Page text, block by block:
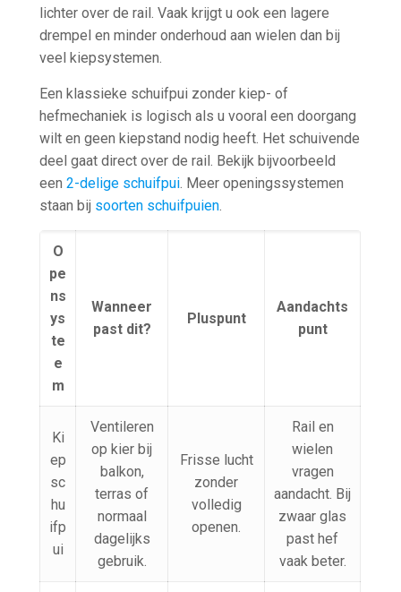
lichter over de rail. Vaak krijgt u ook een lagere
drempel en minder onderhoud aan wielen dan bij
veel kiepsystemen.
Een klassieke schuifpui zonder kiep- of
hefmechaniek is logisch als u vooral een doorgang
wilt en geen kiepstand nodig heeft. Het schuivende
deel gaat direct over de rail. Bekijk bijvoorbeeld
een2-delige schuifpui . Meer openingssystemen
staan bij soorten schuifpuien
O
pe
ns
ys
te
e
m
Wanneer
past dit?
Pluspunt
Aandachts
punt
Ki
ep
sc
hu
ifp
ui
Ventileren
op kier bij
balkon,
terras of
normaal
dagelijks
gebruik.
Frisse lucht
zonder
volledig
openen.
Rail en
wielen
vragen
aandacht. Bij
zwaar glas
past hef
vaak beter.